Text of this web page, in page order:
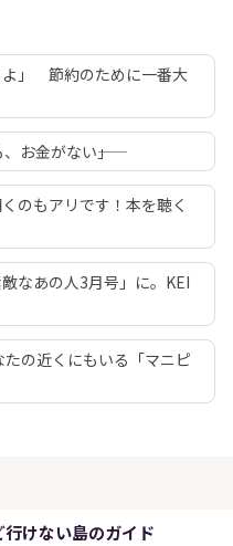
よ」 節約のために一番大
お金がない――」
のもアリです！本を聴く
なあの人3月号」に。KEI
の近くにもいる「マニピ
けない島のガイド